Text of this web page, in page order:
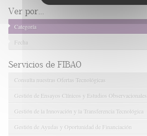
Ver por...
Categoría
Fecha
Servicios de FIBAO
Consulta nuestras Ofertas Tecnológicas
Gestión de Ensayos Clínicos y Estudios Observacionales
Gestión de la Innovación y la Transferencia Tecnológica
Gestión de Ayudas y Oportunidad de Financiación